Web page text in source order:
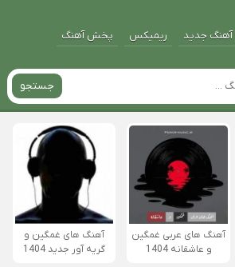
آهنگ جدید ریمیکس پخش آهنگ
جستجو
آهنگ های عربی غمگین
و عاشقانه 1404
آهنگ های غمگین و
گریه آور جدید 1404